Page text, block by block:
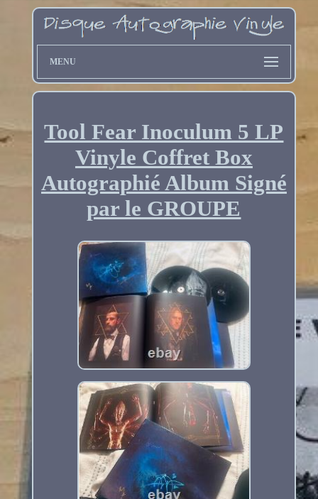
MENU
Tool Fear Inoculum 5 LP
Vinyle Coffret Box
Autographié Album Signé
par le GROUPE